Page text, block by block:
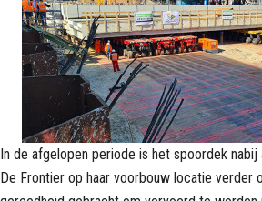
In de afgelopen periode is het spoordek
De Frontier op haar voorbouw locatie verder